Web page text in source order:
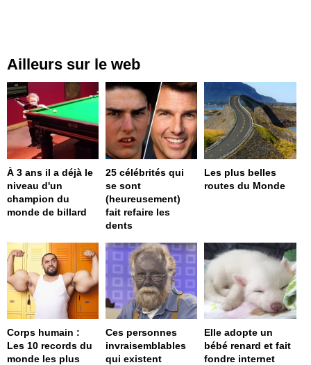
Ailleurs sur le web
À 3 ans il a déjà le
niveau d'un
champion du
monde de billard
25 célébrités qui
se sont
(heureusement)
fait refaire les
dents
Les plus belles
routes du Monde
Corps humain :
Les 10 records du
monde les plus
Ces personnes
invraisemblables
qui existent
Elle adopte un
bébé renard et fait
fondre internet